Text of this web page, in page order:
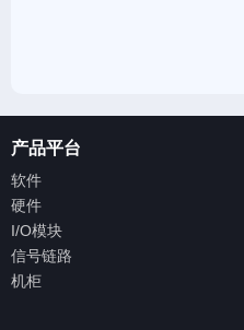
产品平台
软件
硬件
I/O模块
信号链路
机柜